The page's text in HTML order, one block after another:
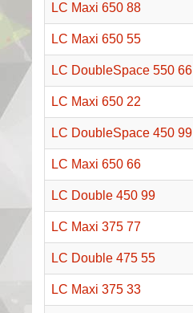
LC Maxi 650 88
LC Maxi 650 55
LC DoubleSpace 550 66
LC Maxi 650 22
LC DoubleSpace 450 99
LC Maxi 650 66
LC Double 450 99
LC Maxi 375 77
LC Double 475 55
LC Maxi 375 33